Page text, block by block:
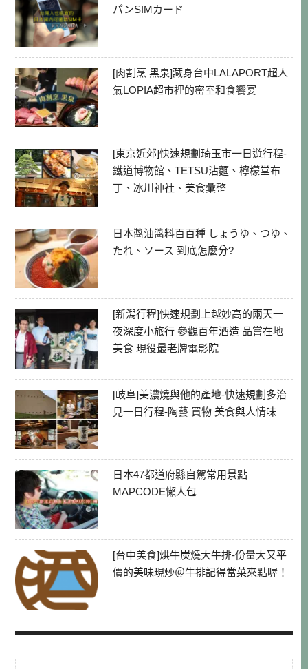
パンSIMカード
[肉割烹 黑泉]藏身台中LALAPORT超人
氣LOPIA超市裡的密室和食饗宴
[東京近郊]快速規劃琦玉市一日遊行程-
鐵道博物館、TETSU沾麵、檸檬堂布
丁、冰川神社、美食彙整
日本醬油醬料百百種 しょうゆ、つゆ、
たれ、ソース 到底怎麼分?
[新潟行程]快速規劃上越妙高的兩天一
夜深度小旅行 參觀百年酒造 品嘗在地
美食 現役最老牌電影院
[岐阜]美濃燒與他的產地-快速規劃多治
見一日行程-陶藝 買物 美食與人情味
日本47都道府縣自駕常用景點
MAPCODE懶人包
[台中美食]烘牛炭燒大牛排-份量大又平
價的美味現炒＠牛排記得當菜來點喔！